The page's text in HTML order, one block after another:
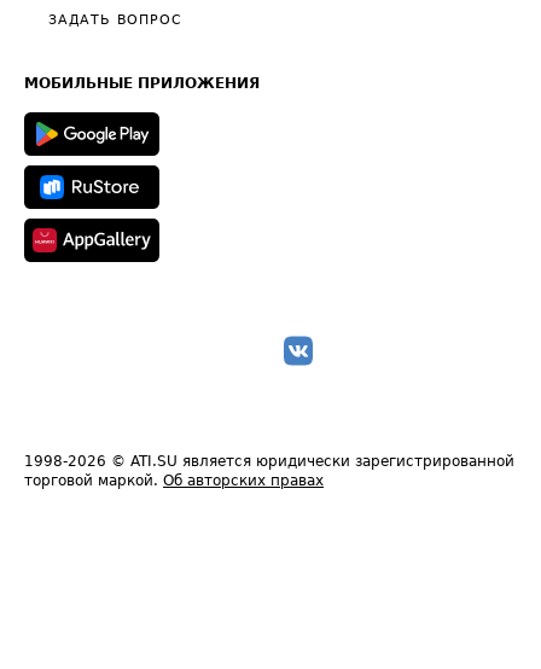
Общие положения
Полезное по перевозкам
Техническая информация
ЗАДАТЬ ВОПРОС
МОБИЛЬНЫЕ ПРИЛОЖЕНИЯ
1998-2026 © ATI.SU является юридически зарегистрированной
торговой маркой. Об авторских правах